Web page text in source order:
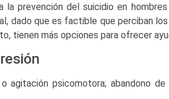
prevención del suicidio en
dado que es factible que perciban
tienen más opciones para ofrecer
agitación psicomotora; abandono